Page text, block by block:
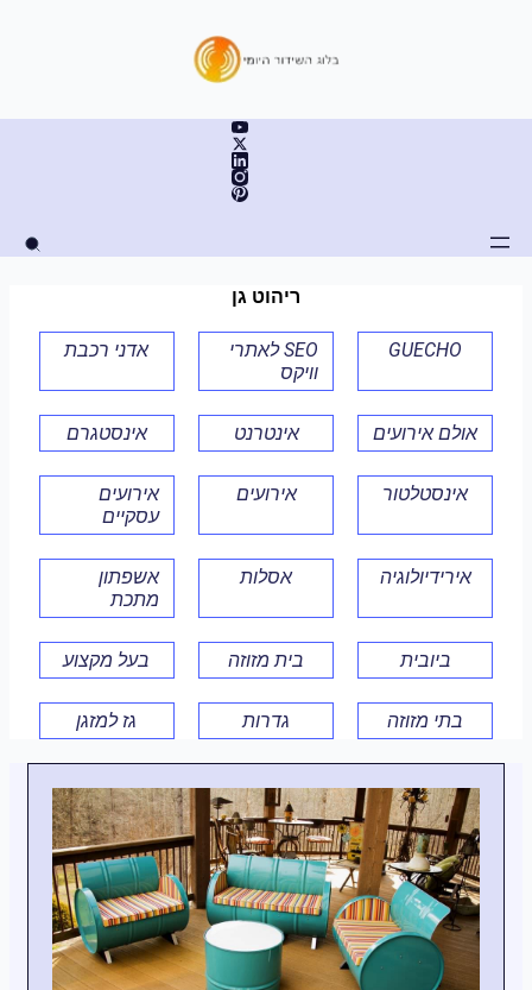
ריהוט גן
GUECHO
SEO לאתרי
וויקס
אדני רכבת
אולם אירועים אינטרנט אינסטגרם
אינסטלטור אירועים
אירועים
עסקיים
אירידיולוגיה אסלות
אשפתון
מתכת
ביובית בית מזוזה בעל מקצוע
בתי מזוזה גדרות גז למזגן